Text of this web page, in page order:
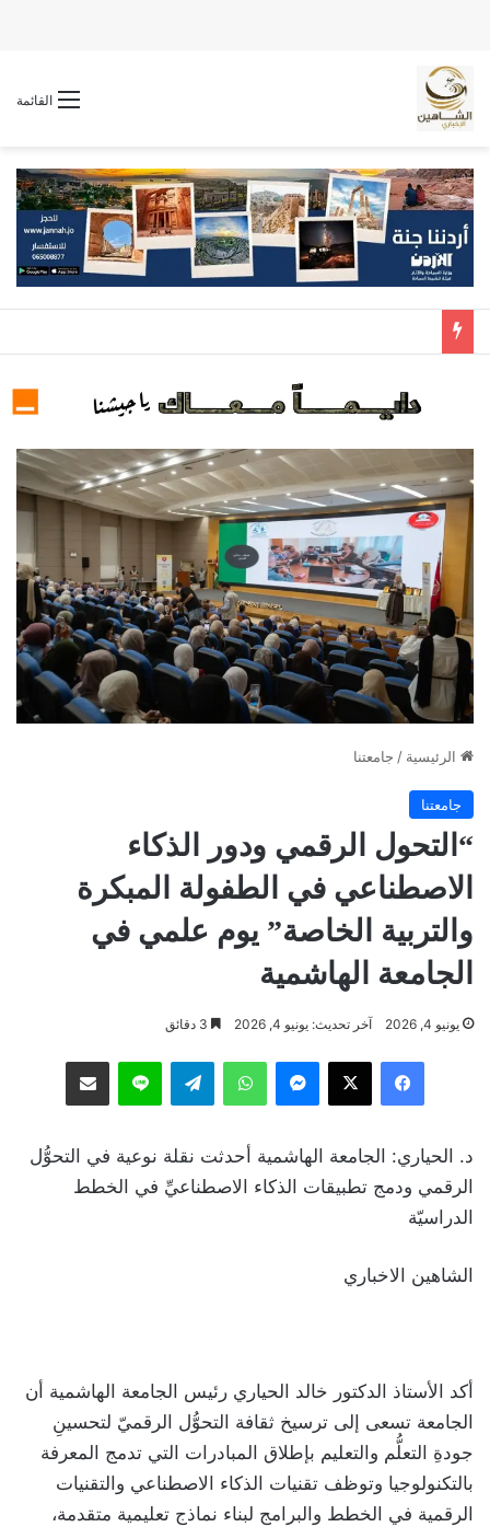
القائمة
الرئيسية / جامعتنا
جامعتنا
“التحول الرقمي ودور الذكاء
الاصطناعي في الطفولة المبكرة
والتربية الخاصة” يوم علمي في
الجامعة الهاشمية
يونيو 4, 2026 آخر تحديث: يونيو 4, 2026
فيسبوك ‫X ماسنجر واتساب تيلقرام لاين مشاركة عبر البريد
د. الحياري: الجامعة الهاشمية أحدثت نقلة نوعية في التحوُّل
الرقمي ودمج تطبيقات الذكاء الاصطناعيِّ في الخطط
الدراسيّة
الشاهين الاخباري
أكد الأستاذ الدكتور خالد الحياري رئيس الجامعة الهاشمية أن
الجامعة تسعى إلى ترسيخ ثقافة التحوُّل الرقميّ لتحسينِ
جودةِ التعلُّم والتعليم بإطلاق المبادرات التي تدمج المعرفة
بالتكنولوجيا وتوظف تقنيات الذكاء الاصطناعي والتقنيات
الرقمية في الخطط والبرامج لبناء نماذج تعليمية متقدمة،